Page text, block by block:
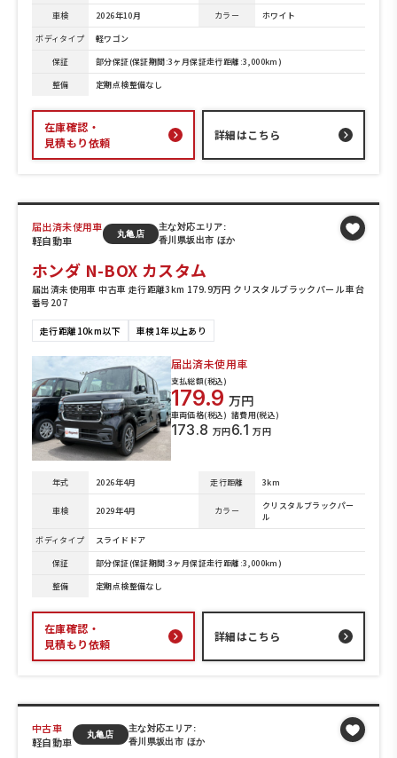
車検
2026年10月 カラー
ホワイト
ボディタイプ
軽ワゴン
保証
部分保証(保証期間:3ヶ月保証走行距離:3,000km)
整備
定期点検整備なし
在庫確認・
見積もり依頼
詳細はこちら
届出済未使用車
軽自動車
丸亀店
主な対応エリア:
香川県坂出市 ほか
ホンダ N-BOX カスタム
届出済未使用車 中古車 走行距離3km 179.9万円 クリスタルブラックパール 車台
番号207
走行距離10km以下 車検1年以上あり
届出済未使用車
支払総額(税込)
179.9 万円
車両価格(税込)
173.8 万円
諸費用(税込)
6.1 万円
年式 2026年4月 走行距離 3km
車検 2029年4月 カラー
クリスタルブラックパー
ル
ボディタイプ
スライドドア
保証
部分保証(保証期間:3ヶ月保証走行距離:3,000km)
整備
定期点検整備なし
在庫確認・
見積もり依頼
詳細はこちら
中古車
軽自動車
丸亀店
主な対応エリア:
香川県坂出市 ほか